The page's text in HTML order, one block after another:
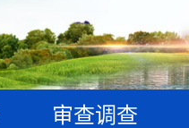
审查调查